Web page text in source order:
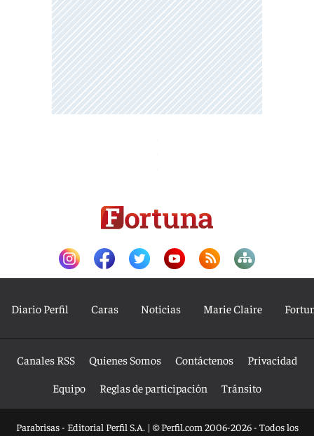
Diario Perfil Caras Noticias Marie Claire
Canales RSS Quienes Somos Contáctenos
Privacidad
Equipo
Reglas de participación Tránsito
Parabrisas - Editorial Perfil S.A. | © Perfil.com 2006-2026 - Todos los